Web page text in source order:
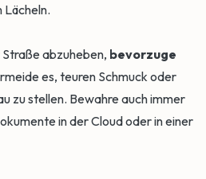
Lächeln.
abzuheben, bevorzuge
es, teuren Schmuck oder
zu stellen. Bewahre auch immer
in der Cloud oder in einer